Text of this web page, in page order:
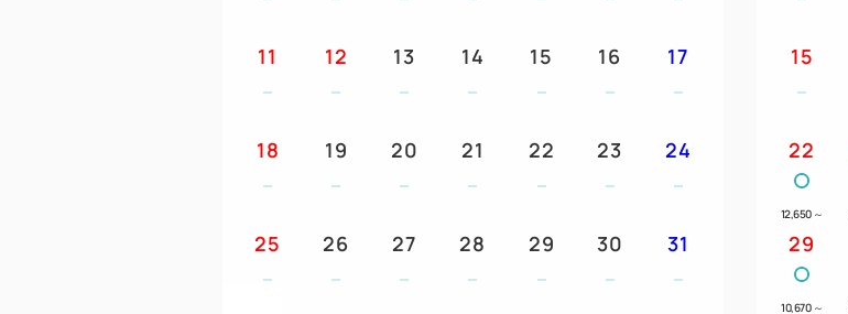
11 12 13 14 15 16 17
18 19 20 21 22 23 24
25 26 27 28 29 30 31
15
22
12,650 ～
29
10,670 ～